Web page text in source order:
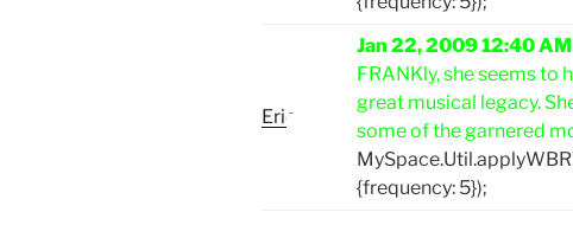
Eric
Jan 22, 2009 12:40 AM
FRANKly, she seems
great musical legacy.
some of the garnered
{frequency: 5});